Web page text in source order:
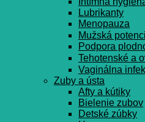
Lubrikanty
Menopauza
Mužská
Podpora
Tehotenské a
Vaginálna
Zuby a ústa
Afty a kútiky
Bielenie zubov
Detské zúbky